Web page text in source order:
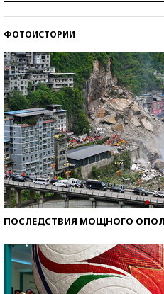
ФОТОИСТОРИИ
ПОСЛЕДСТВИЯ МОЩНОГО